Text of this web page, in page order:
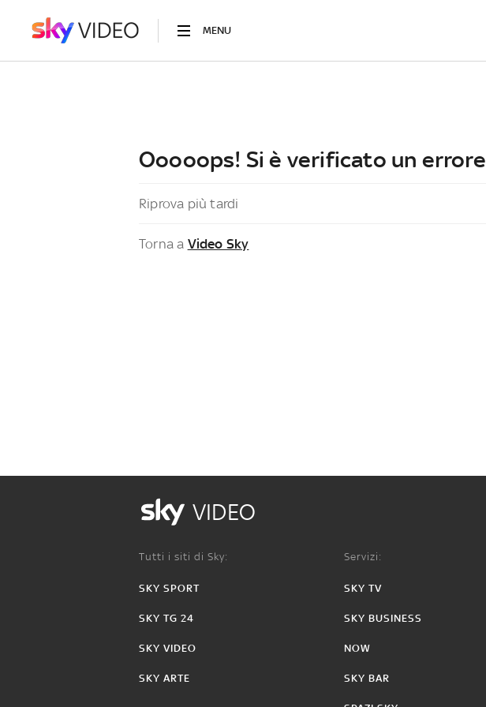
MENU
Ooooops! Si è verificato un errore
Riprova più tardi
Torna a Video Sky
VIDEO
Tutti i siti di Sky:
SKY SPORT
SKY TG 24
SKY VIDEO
SKY ARTE
Servizi:
SKY TV
SKY BUSINESS
NOW
SKY BAR